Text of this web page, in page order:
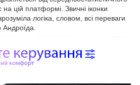
цій платформі. Звичні іконки
логіка, словом, всі переваги
Андроїда.